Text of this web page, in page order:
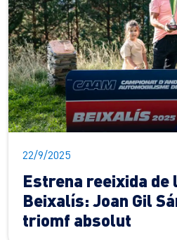
22/9/2025
Estrena reeixida de
Beixalís: Joan Gil
triomf absolut